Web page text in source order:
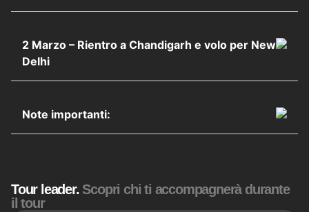
2 Marzo – Rientro a Chandigarh e volo per New
Delhi
Note importanti:
Tour leader. Scopri chi ti accompagnerà durante
il tour